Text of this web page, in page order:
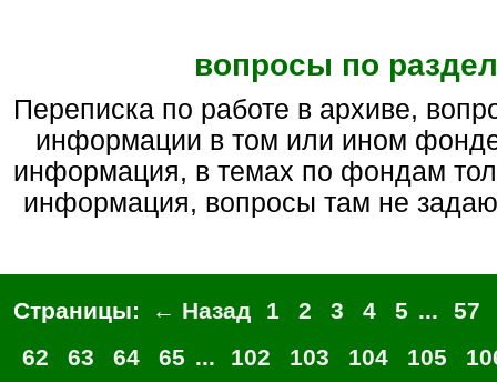
вопросы по
переписка по работе в архиве, вопросы по наличию
информации в том или ином
информация, в темах по фондам
информация, вопросы там не
Страницы: ← Назад 1 2 3 4 5 ...
57
62
63 64 65 ... 102 103 104 105